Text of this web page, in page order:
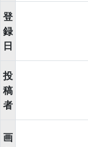
登
録
日
投
稿
者
画